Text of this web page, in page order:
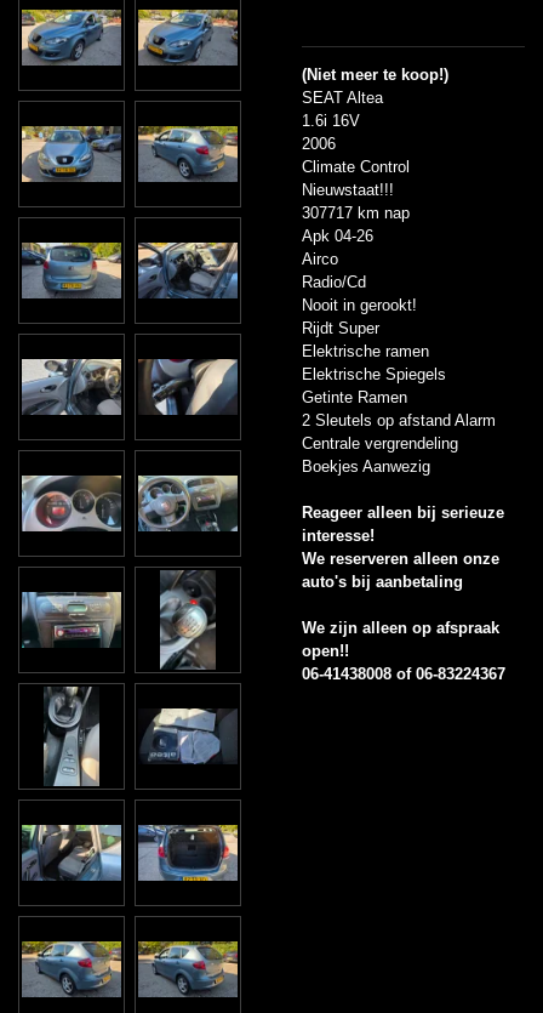
(Niet meer te koop!)
SEAT Altea
1.6i 16V
2006
Climate Control
Nieuwstaat!!!
307717 km nap
Apk 04-26
Airco
Radio/Cd
Nooit in gerookt!
Rijdt Super
Elektrische ramen
Elektrische Spiegels
Getinte Ramen
2 Sleutels op afstand Alarm
Centrale vergrendeling
Boekjes Aanwezig
Reageer alleen bij serieuze
interesse!
We reserveren alleen onze
auto's bij aanbetaling
We zijn alleen op afspraak
open!!
06-41438008 of 06-83224367